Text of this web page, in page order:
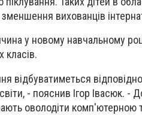
вихованців
у новому навчальному
класів.
відбуватиметься
- пояснив Ігор Івасюк. -
оволодіти комп'ютерною